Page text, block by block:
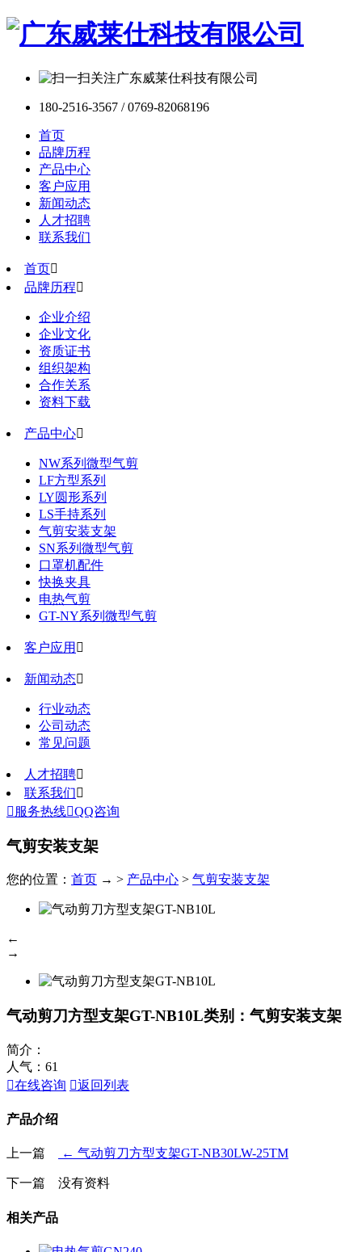
180-2516-3567 / 0769-82068196
首页
品牌历程
产品中心
客户应用
新闻动态
人才招聘
联系我们
首页
品牌历程
企业介绍
企业文化
资质证书
组织架构
合作关系
资料下载
产品中心
NW系列微型气剪
LF方型系列
LY圆形系列
LS手持系列
气剪安装支架
SN系列微型气剪
口罩机配件
快换夹具
电热气剪
GT-NY系列微型气剪
客户应用 
新闻动态
行业动态
公司动态
常见问题
人才招聘
联系我们
 服务热线QQ咨询
气剪安装支架
您的位置： 首页 → > 产品中心 > 气剪安装支架
←
→
气动剪刀方型支架GT-NB10L类别：气剪安装支架
简介：
人气： 61
在线咨询 返回列表
产品介绍
上一篇 ← 气动剪刀方型支架GT-NB30LW-25TM
下一篇 没有资料
相关产品